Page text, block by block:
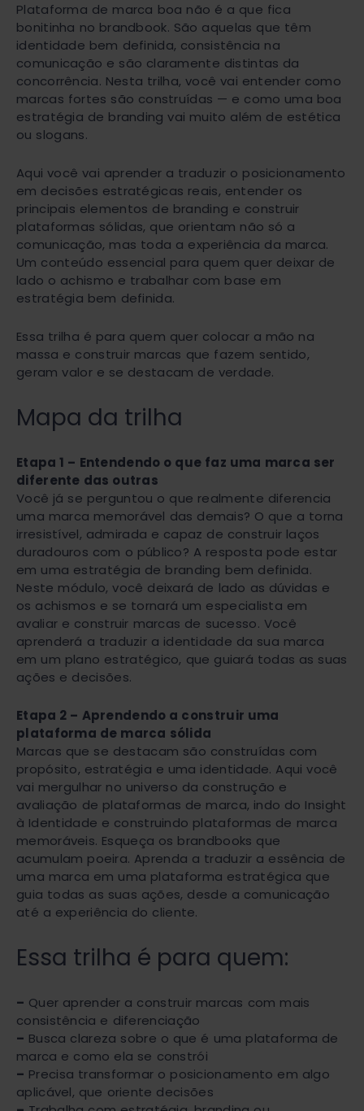
Plataforma de marca boa não é a que fica
bonitinha no brandbook. São aquelas que têm
identidade bem definida, consistência na
comunicação e são claramente distintas da
concorrência. Nesta trilha, você vai entender como
marcas fortes são construídas — e como uma boa
estratégia de branding vai muito além de estética
ou slogans.
Aqui você vai aprender a traduzir o posicionamento
em decisões estratégicas reais, entender os
principais elementos de branding e construir
plataformas sólidas, que orientam não só a
comunicação, mas toda a experiência da marca.
Um conteúdo essencial para quem quer deixar de
lado o achismo e trabalhar com base em
estratégia bem definida.
Essa trilha é para quem quer colocar a mão na
massa e construir marcas que fazem sentido,
geram valor e se destacam de verdade.
Mapa da trilha
Etapa 1 – Entendendo o que faz uma marca ser
diferente das outras
Você já se perguntou o que realmente diferencia
uma marca memorável das demais? O que a torna
irresistível, admirada e capaz de construir laços
duradouros com o público? A resposta pode estar
em uma estratégia de branding bem definida.
Neste módulo, você deixará de lado as dúvidas e
os achismos e se tornará um especialista em
avaliar e construir marcas de sucesso. Você
aprenderá a traduzir a identidade da sua marca
em um plano estratégico, que guiará todas as suas
ações e decisões.
Etapa 2 – Aprendendo a construir uma
plataforma de marca sólida
Marcas que se destacam são construídas com
propósito, estratégia e uma identidade. Aqui você
vai mergulhar no universo da construção e
avaliação de plataformas de marca, indo do Insight
à Identidade e construindo plataformas de marca
memoráveis. Esqueça os brandbooks que
acumulam poeira. Aprenda a traduzir a essência de
uma marca em uma plataforma estratégica que
guia todas as suas ações, desde a comunicação
até a experiência do cliente.
Essa trilha é para quem:
– Quer aprender a construir marcas com mais
consistência e diferenciação
– Busca clareza sobre o que é uma plataforma de
marca e como ela se constrói
– Precisa transformar o posicionamento em algo
aplicável, que oriente decisões